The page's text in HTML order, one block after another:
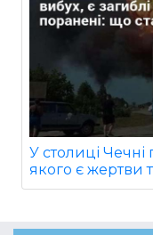
У столиці Чечні
якого є жертви